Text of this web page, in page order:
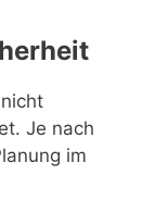
Je nach
im